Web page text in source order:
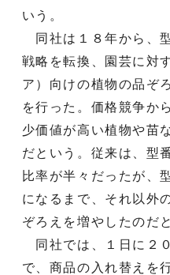
いう。
同社は１８年から、
戦略を転換、園芸に対
ア）向けの植物の品ぞ
を行った。価格競争か
少価値が高い植物や苗
だという。従来は、型
比率が半々だったが、
になるまで、それ以外
ぞろえを増やしたのだ
同社では、１日に２
で、商品の入れ替えを